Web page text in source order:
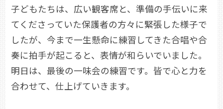
子どもたちは、広い観客席と、準備の手伝いに来
てくださっていた保護者の方々に緊張した様子で
したが、今まで一生懸命に練習してきた合唱や合
奏に拍手が起こると、表情が和らいでいました。
明日は、最後の一味会の練習です。皆で心と力を
合わせて、仕上げていきます。